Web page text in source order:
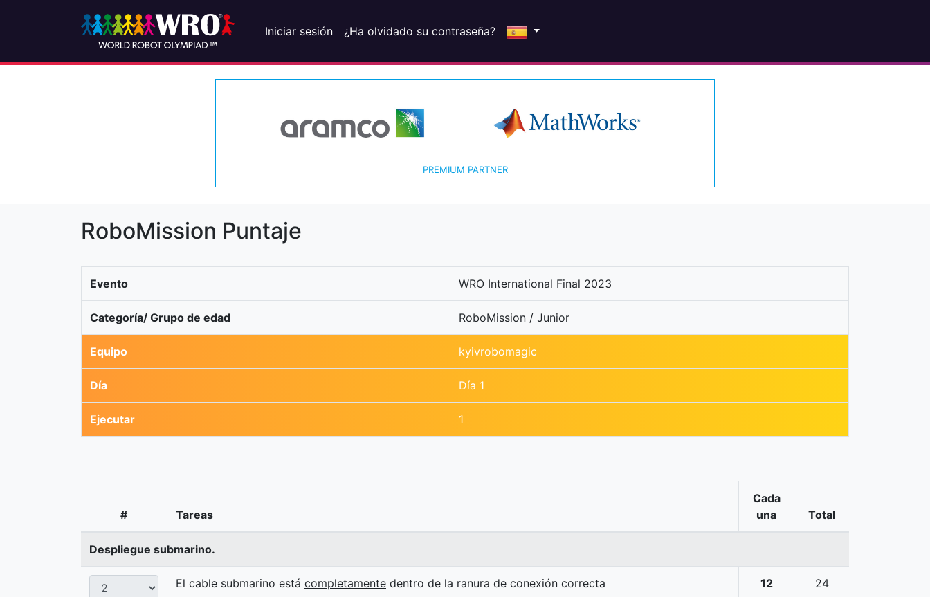
Iniciar sesión ¿Ha olvidado su contraseña?
PREMIUM PARTNER
RoboMission Puntaje
Evento WRO International Final 2023
Categoría/ Grupo de edad RoboMission / Junior
Equipo kyivrobomagic
Día Día 1
Ejecutar 1
# Tareas
Cada
una
Total
Despliegue submarino.
El cable submarino está completamente dentro de la ranura de conexión correcta 12 24